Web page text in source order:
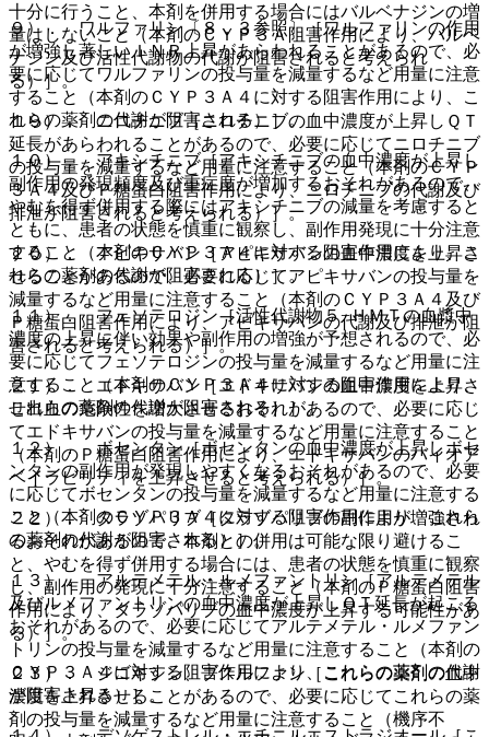
十分に行うこと、本剤を併用する場合にはバルベナジンの増
量はしないこと（本剤のＣＹＰ３Ａ阻害作用により、バルベ
ナジン及び活性代謝物の代謝が阻害されると考えられ
る）］。
１９）． ニロチニブ［ニロチニブの血中濃度が上昇しＱＴ
延長があらわれることがあるので、必要に応じてニロチニブ
の投与量を減量するなど用量に注意すること（本剤のＣＹＰ
３Ａ４及びＰ糖蛋白阻害作用により、ニロチニブの代謝及び
排泄が阻害されると考えられる）］。
２０）． アピキサバン［アピキサバンの血中濃度を上昇さ
せることがあるので、必要に応じてアピキサバンの投与量を
減量するなど用量に注意すること（本剤のＣＹＰ３Ａ４及び
Ｐ糖蛋白阻害作用により、アピキサバンの代謝及び排泄が阻
害されると考えられる）］。
２１）． エドキサバン［エドキサバンの血中濃度を上昇さ
せ出血の危険性を増大させるおそれがあるので、必要に応じ
てエドキサバンの投与量を減量するなど用量に注意すること
（本剤のＰ糖蛋白阻害作用により、エドキサバンのバイオア
ベイラビリティを上昇させると考えられる）］。
２２）． タラゾパリブ［タラゾパリブの副作用が増強され
るおそれがあるので、本剤との併用は可能な限り避けるこ
と、やむを得ず併用する場合には、患者の状態を慎重に観察
し、副作用の発現に十分注意すること（本剤のＰ糖蛋白阻害
作用により、タラゾパリブの血中濃度が上昇する可能性があ
る）］。
２３）． ジゴキシン、ブスルファン［これらの薬剤の血中
濃度を上昇させることがあるので、必要に応じてこれらの薬
剤の投与量を減量するなど用量に注意すること（機序不
９）． ワルファリン〔８．３参照〕［ワルファリンの作用
が増強し著しいＩＮＲ上昇があらわれることがあるので、必
要に応じてワルファリンの投与量を減量するなど用量に注意
すること（本剤のＣＹＰ３Ａ４に対する阻害作用により、こ
れらの薬剤の代謝が阻害される）］。
１０）． アキシチニブ［アキシチニブの血中濃度が上昇し
副作用の発現頻度及び重症度が増加するおそれがあるので、
やむを得ず併用する際にはアキシチニブの減量を考慮すると
ともに、患者の状態を慎重に観察し、副作用発現に十分注意
すること（本剤のＣＹＰ３Ａ４に対する阻害作用により、こ
れらの薬剤の代謝が阻害される）］。
１１）． フェソテロジン［活性代謝物５−ＨＭＴの血漿中
濃度の上昇に伴い効果や副作用の増強が予想されるので、必
要に応じてフェソテロジンの投与量を減量するなど用量に注
意すること（本剤のＣＹＰ３Ａ４に対する阻害作用により、
これらの薬剤の代謝が阻害される）］。
１２）． ボセンタン［ボセンタンの血中濃度が上昇しボセ
ンタンの副作用が発現しやすくなるおそれがあるので、必要
に応じてボセンタンの投与量を減量するなど用量に注意する
こと（本剤のＣＹＰ３Ａ４に対する阻害作用により、これら
の薬剤の代謝が阻害される）］。
１３）． アルテメテル・ルメファントリン［アルテメテル
及びルメファントリンの血中濃度が上昇しＱＴ延長が起こる
おそれがあるので、必要に応じてアルテメテル・ルメファン
トリンの投与量を減量するなど用量に注意すること（本剤の
ＣＹＰ３Ａ４に対する阻害作用により、これらの薬剤の代謝
が阻害される）］。